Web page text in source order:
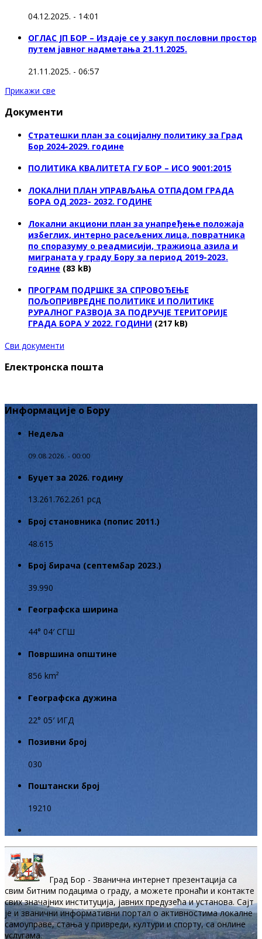
04.12.2025. - 14:01
ОГЛАС ЈП БОР – Издаје се у закуп пословни простор
путем јавног надметања 21.11.2025.
21.11.2025. - 06:57
Прикажи све
Документи
Стратешки план за социјалну политику за Град
Бор 2024-2029. године
ПОЛИТИКА КВАЛИТЕТА ГУ БОР – ИСО 9001:2015
ЛОКАЛНИ ПЛАН УПРАВЉАЊА ОТПАДОМ ГРАДА
БОРА ОД 2023- 2032. ГОДИНЕ
Локални акциони план за унапређење положаја
избеглих, интерно расељених лица, повратника
по споразуму о реадмисији, тражиоца азила и
миграната у граду Бору за период 2019-2023.
године (83 kB)
ПРОГРАМ ПОДРШКЕ ЗА СПРОВОЂЕЊЕ
ПОЉОПРИВРЕДНЕ ПОЛИТИКЕ И ПОЛИТИКЕ
РУРАЛНОГ РАЗВОЈА ЗА ПОДРУЧЈЕ ТЕРИТОРИЈЕ
ГРАДА БОРА У 2022. ГОДИНИ (217 kB)
Сви документи
Електронска пошта
Информације о Бору
Недеља
09.08.2026. - 00:00
Буџет за 2026. годину
13.261.762.261 рсд
Број становника (попис 2011.)
48.615
Број бирача (септембар 2023.)
39.990
Географска ширина
44° 04′ СГШ
Површина општине
856 km²
Географска дужина
22° 05′ ИГД
Позивни број
030
Поштански број
19210
Град Бор - Званична интернет презентација са
свим битним подацима о граду, а можете пронаћи и контакте
свих значајних институција, јавних предузећа и установа. Сајт
је и званични информативни портал о активностима локалне
самоуправе, стања у привреди, култури и спорту, са онлине
услугама.